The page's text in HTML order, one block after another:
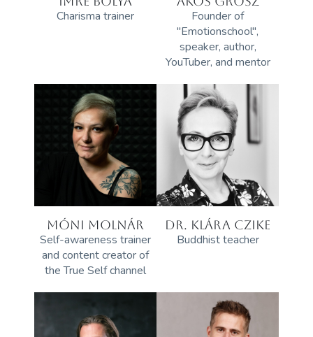
Charisma trainer
Founder of
"Emotionschool",
speaker, author,
YouTuber, and mentor
MÓNI MOLNÁR
Self-awareness trainer
and content creator of
the True Self channel
DR. KLÁRA CZIKE
Buddhist teacher